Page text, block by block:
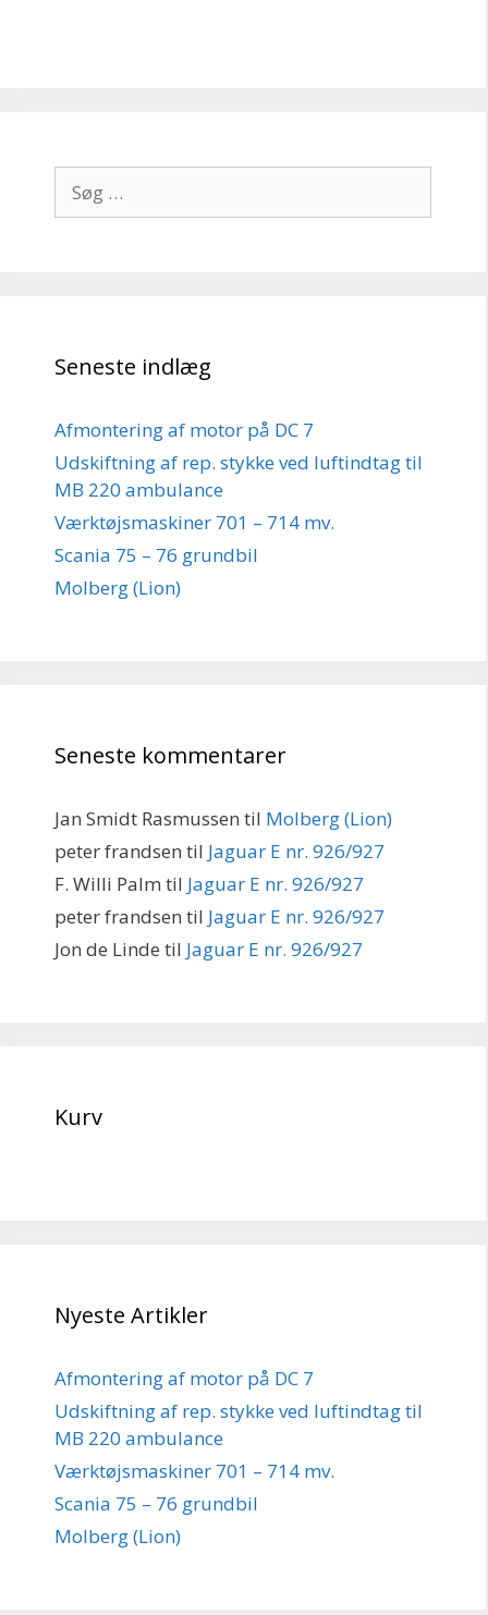
efter:
Seneste indlæg
Afmontering af motor på DC 7
Udskiftning af rep. stykke ved luftindtag til
MB 220 ambulance
Værktøjsmaskiner 701 – 714 mv.
Scania 75 – 76 grundbil
Molberg (Lion)
Seneste kommentarer
Jan Smidt Rasmussen til Molberg (Lion)
peter frandsen til Jaguar E nr. 926/927
F. Willi Palm til Jaguar E nr. 926/927
peter frandsen til Jaguar E nr. 926/927
Jon de Linde til Jaguar E nr. 926/927
Kurv
Nyeste Artikler
Afmontering af motor på DC 7
Udskiftning af rep. stykke ved luftindtag til
MB 220 ambulance
Værktøjsmaskiner 701 – 714 mv.
Scania 75 – 76 grundbil
Molberg (Lion)